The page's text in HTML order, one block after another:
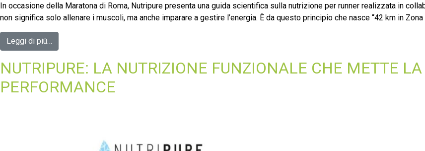
In occasione della Maratona di Roma, Nutripure presenta una guida scientifica sulla nutrizione per runner realizzata in
non significa solo allenare i muscoli, ma anche imparare a gestire l’energia. È da questo principio che nasce “42 km in
Leggi di più…
NUTRIPURE: LA NUTRIZIONE FUNZIONALE CHE METTE
PERFORMANCE